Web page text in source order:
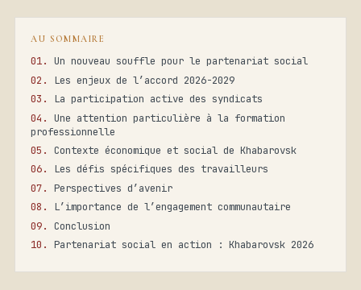
AU SOMMAIRE
Un nouveau souffle pour le partenariat social
Les enjeux de l’accord 2026-2029
La participation active des syndicats
Une attention particulière à la formation
professionnelle
Contexte économique et social de Khabarovsk
Les défis spécifiques des travailleurs
Perspectives d’avenir
L’importance de l’engagement communautaire
Conclusion
Partenariat social en action : Khabarovsk 2026